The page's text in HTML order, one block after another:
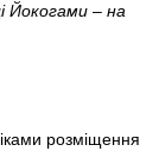
Йокогами – на
розміщення